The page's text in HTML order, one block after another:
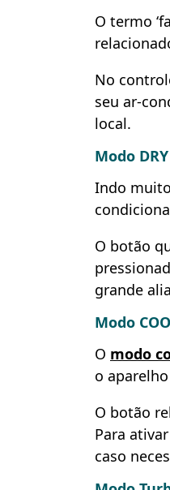
O termo
No
seu ar-
local.
Modo DRY
Indo
O botão
grande
Modo
O modo
o
O botão
Para
caso